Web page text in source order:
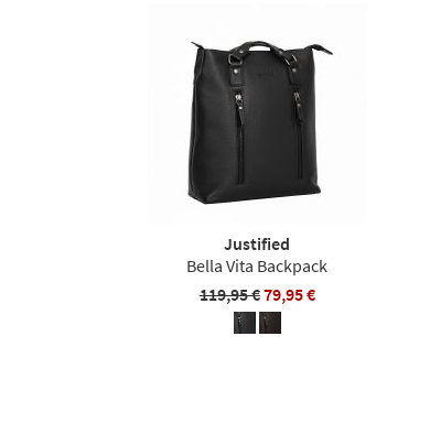
Justified
Bella Vita Backpack
119,95 €79,95 €